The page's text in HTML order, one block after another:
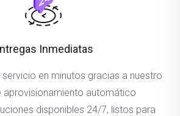
Inmediatas
en minutos gracias a nuestro
aprovisionamiento automático.
disponibles 24/7, listos para